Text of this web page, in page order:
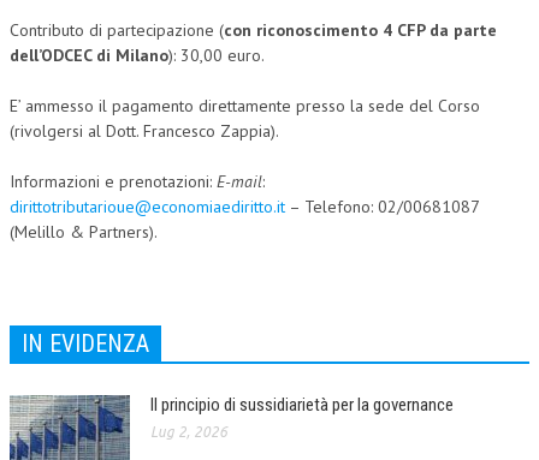
MANUALI E MONOGRAFIE
MATERIALE DIDATTICO
INVITI E PROMOZIONI
Contributo di partecipazione (con riconoscimento 4 CFP da parte
dell’ODCEC di Milano): 30,00 euro.
E’ ammesso il pagamento direttamente presso la sede del Corso
(rivolgersi al Dott. Francesco Zappia).
Informazioni e prenotazioni: E-mail:
dirittotributarioue@economiaediritto.it – Telefono: 02/00681087
(Melillo & Partners).
IN EVIDENZA
Il principio di sussidiarietà per la governance
Lug 2, 2026